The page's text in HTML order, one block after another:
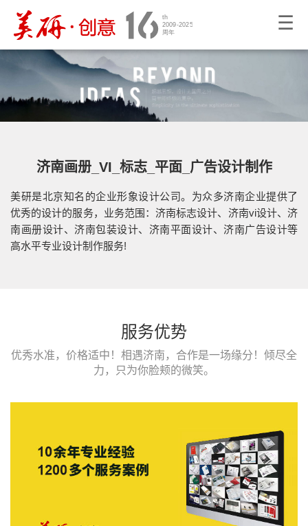
☰
济南画册_VI_标志_平面_广告设计制作
美研是北京知名的企业形象设计公司。为众多济南企业提供了
优秀的设计的服务，业务范围：济南标志设计、济南vi设计、济
南画册设计、济南包装设计、济南平面设计、济南广告设计等
高水平专业设计制作服务!
服务优势
优秀水准，价格适中！相遇济南，合作是一场缘分！倾尽全
力，只为你脸颊的微笑。